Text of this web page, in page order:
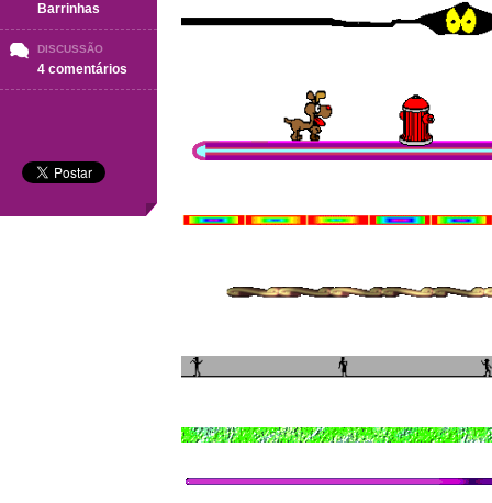
Barrinhas
DISCUSSÃO
4 comentários
Barrinhas